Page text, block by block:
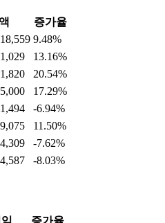
증가율
9.48%
13.16%
20.54%
17.29%
-6.94%
11.50%
-7.62%
-8.03%
증가율